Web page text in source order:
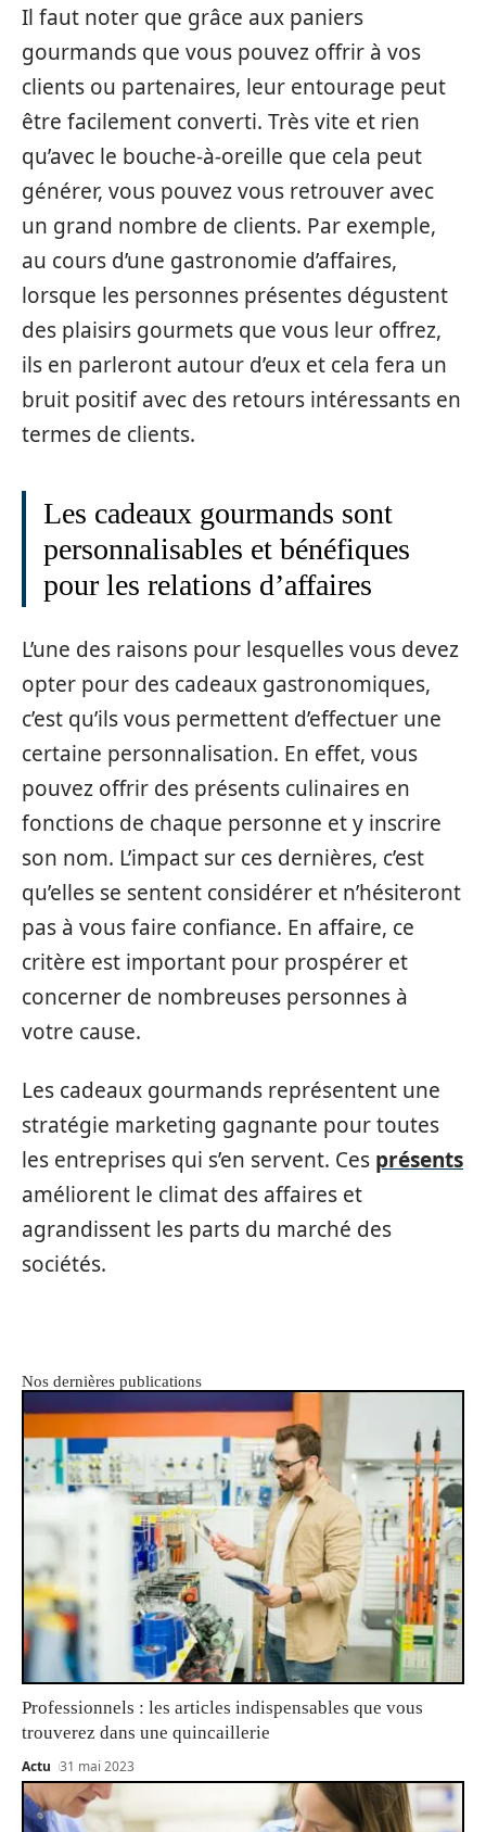
Il faut noter que grâce aux paniers
gourmands que vous pouvez offrir à vos
clients ou partenaires, leur entourage peut
être facilement converti. Très vite et rien
qu’avec le bouche-à-oreille que cela peut
générer, vous pouvez vous retrouver avec
un grand nombre de clients. Par exemple,
au cours d’une gastronomie d’affaires,
lorsque les personnes présentes dégustent
des plaisirs gourmets que vous leur offrez,
ils en parleront autour d’eux et cela fera un
bruit positif avec des retours intéressants en
termes de clients.
Les cadeaux gourmands sont
personnalisables et bénéfiques
pour les relations d’affaires
L’une des raisons pour lesquelles vous devez
opter pour des cadeaux gastronomiques,
c’est qu’ils vous permettent d’effectuer une
certaine personnalisation. En effet, vous
pouvez offrir des présents culinaires en
fonctions de chaque personne et y inscrire
son nom. L’impact sur ces dernières, c’est
qu’elles se sentent considérer et n’hésiteront
pas à vous faire confiance. En affaire, ce
critère est important pour prospérer et
concerner de nombreuses personnes à
votre cause.
Les cadeaux gourmands représentent une
stratégie marketing gagnante pour toutes
les entreprises qui s’en servent. Ces présents
améliorent le climat des affaires et
agrandissent les parts du marché des
sociétés.
Nos dernières publications
Professionnels : les articles indispensables que vous
trouverez dans une quincaillerie
Actu 31 mai 2023